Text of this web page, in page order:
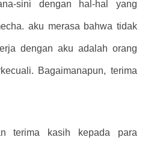
sini dengan hal-hal yang
aku merasa bahwa tidak
dengan aku adalah orang
Bagaimanapun, terima
terima kasih kepada para